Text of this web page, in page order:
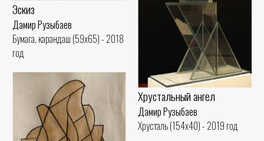
Эскиз
Дамир Рузыбаев
Бумага, карандаш (59x65) - 2018
год
Хрустальный ангел
Дамир Рузыбаев
Хрусталь (154x40) - 2019 год